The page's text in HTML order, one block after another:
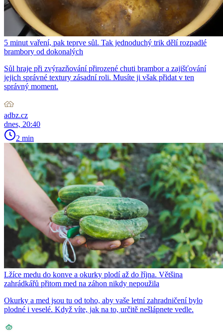
5 minut vaření, pak teprve sůl. Tak jednoduchý trik dělí rozpadlé
brambory od dokonalých
Sůl hraje při zvýrazňování přirozené chuti brambor a zajišťování
jejich správné textury zásadní roli. Musíte ji však přidat v ten
správný moment.
adbz.cz
dnes, 20:40
2 min
Lžíce medu do konve a okurky plodí až do října. Většina
zahrádkářů přitom med na záhon nikdy nepoužila
Okurky a med jsou tu od toho, aby vaše letní zahradničení bylo
plodné i veselé. Když víte, jak na to, určitě nešlápnete vedle.